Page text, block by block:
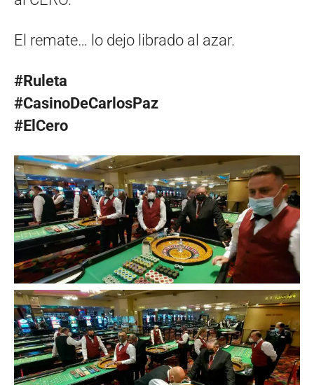
El remate… lo dejo librado al azar.
#Ruleta
#CasinoDeCarlosPaz
#ElCero